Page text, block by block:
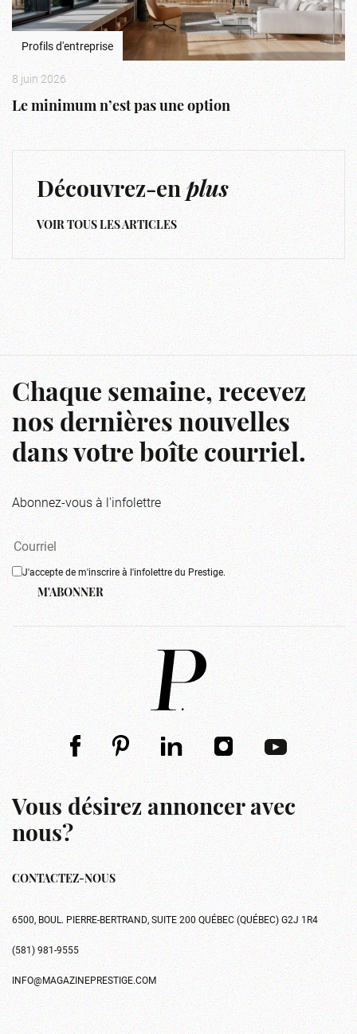
Profils d'entreprise
8 juin 2026
Le minimum n’est pas une option
Découvrez-enplus
VOIR TOUS LES ARTICLES
Chaque semaine, recevez
nos dernières nouvelles
dans votre boîte courriel.
Abonnez-vous à l'infolettre
J'accepte de m'inscrire à l'infolettre du Prestige.
M'ABONNER
Vous désirez annoncer avec
nous?
CONTACTEZ-NOUS
6500, BOUL. PIERRE-BERTRAND, SUITE 200 QUÉBEC (QUÉBEC) G2J 1R4
(581) 981-9555
INFO@MAGAZINEPRESTIGE.COM